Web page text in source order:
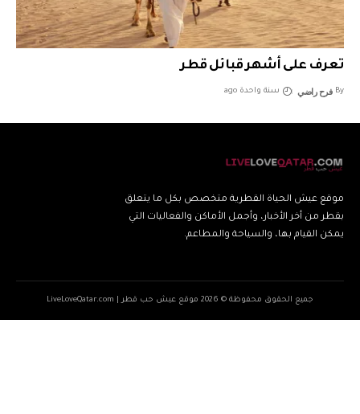
تعرف على أشهر قبائل قطر
By فرح راضي سنة واحدة ago
موقع عيش الحياة القطرية متخصص بكل ما يتعلق
بقطر من أخر الأخبار، وأجمل الأماكن والفعاليات التي
يمكن القيام بها، والسياحة والمطاعم.
جميع الحقوق محفوظة © 2026 موقع عيش حب قطر | LiveLoveQatar.com